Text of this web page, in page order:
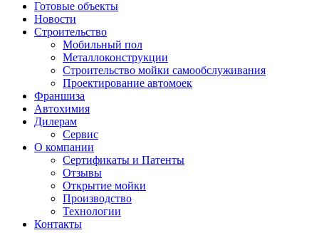
Готовые объекты
Новости
Строительство
Мобильный пол
Металлоконструкции
Строительство мойки самообслуживания
Проектирование автомоек
Франшиза
Автохимия
Дилерам
Сервис
О компании
Сертификаты и Патенты
Отзывы
Открытие мойки
Производство
Технологии
Контакты